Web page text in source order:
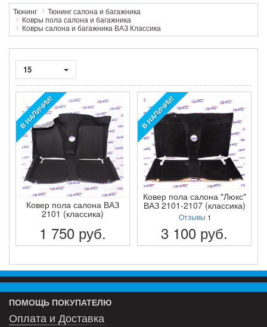
Тюнинг
Тюнинг салона и багажника
Ковры пола салона и багажника
Ковры салона и багажника ВАЗ Классика
15
В НАЛИЧИИ!
Ковер пола салона ВАЗ
2101 (классика)
1 750 руб.
ПОДРОБНЕЕ
В НАЛИЧИИ!
Ковер пола салона "Люкс"
ВАЗ 2101-2107 (классика)
Отзывы 1
3 100 руб.
ПОДРОБНЕЕ
ПОМОЩЬ ПОКУПАТЕЛЮ
Оплата и Доставка